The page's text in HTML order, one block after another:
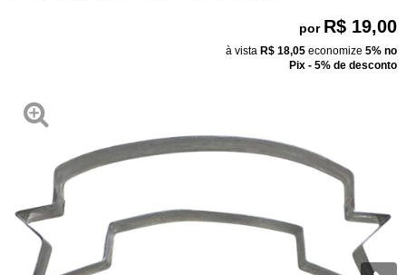
por R$ 19,00
à vista R$ 18,05 economize 5% no
Pix - 5% de desconto